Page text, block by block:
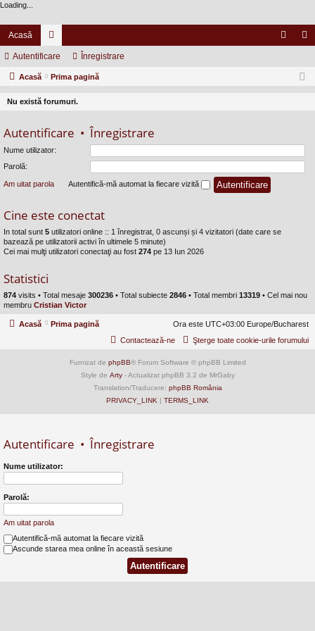
Loading...
Acasă
or
u
m
eg
Autentificare Înregistrare
Acasă Prima pagină
Nu există forumuri.
Autentificare •Înregistrare
Nume utilizator:
Parolă:
Am uitat parola Autentifică-mă automat la fiecare vizită
Cine este conectat
In total sunt 5 utilizatori online :: 1 înregistrat, 0 ascunși și 4 vizitatori (date care se
bazează pe utilizatorii activi în ultimele 5 minute)
Cei mai mulţi utilizatori conectaţi au fost 274 pe 13 Iun 2026
Statistici
874 visits • Total mesaje 300236 • Total subiecte 2846 • Total membri 13319 • Cel mai nou
membru Cristian Victor
Acasă Prima pagină
Ora este UTC+03:00 Europe/Bucharest
Şterge toate cookie-urile forumului
Contactează-ne
Furnizat de phpBB® Forum Software © phpBB Limited
Style de Arty- Actualizat phpBB 3.2 de MrGaby
Translation/Traducere: phpBB România
PRIVACY_LINK | TERMS_LINK
Autentificare •Înregistrare
Nume utilizator:
Parolă:
Am uitat parola
Autentifică-mă automat la fiecare vizită
Ascunde starea mea online în această sesiune